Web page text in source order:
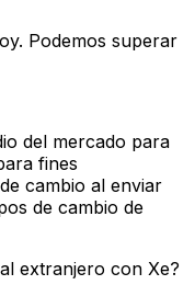
Podemos superar
del mercado para
fines
cambio al enviar
de cambio de
extranjero con Xe?